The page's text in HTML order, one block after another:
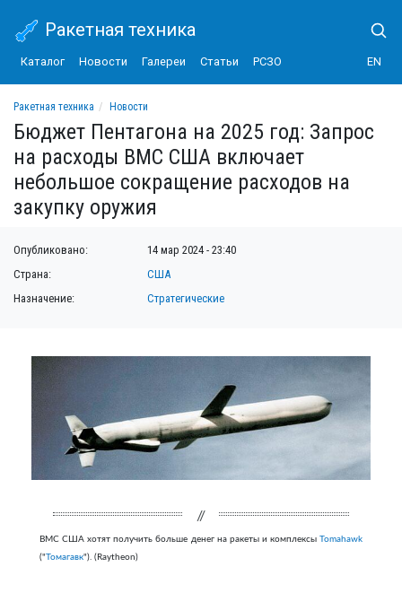
Ракетная техника
Каталог Новости Галереи Статьи РСЗО EN
Ракетная техника
Новости
Бюджет Пентагона на 2025 год: Запрос на расходы ВМС США включает
Бюджет Пентагона на 2025 год: Запрос
на расходы ВМС США включает
небольшое сокращение расходов на
закупку оружия
Опубликовано:
14 мар 2024 - 23:40
Страна:
США
Назначение:
Стратегические
ВМС США хотят получить больше денег на ракеты и комплексыTomahawk
("Томагавк"). (Raytheon)